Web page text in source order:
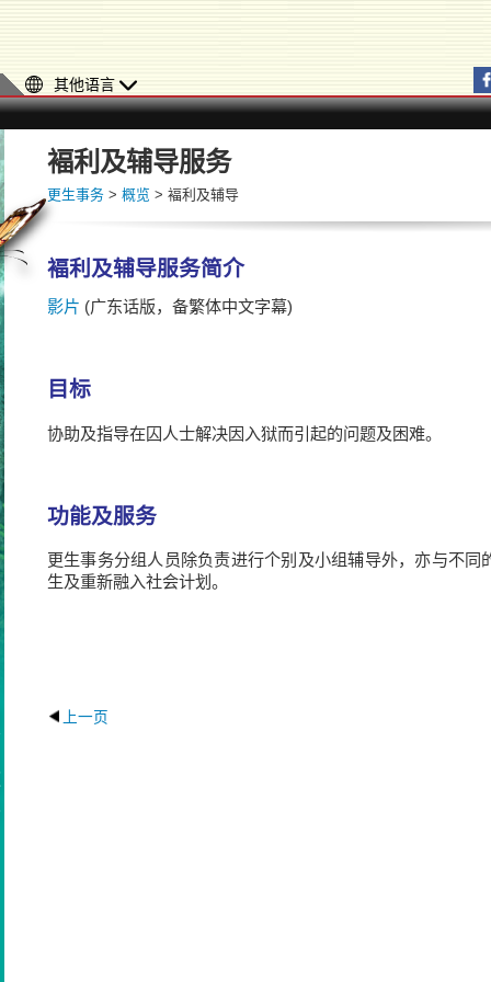
其他语言
褔利及辅导服务
更生事务 > 概览 > 褔利及辅导
褔利及辅导服务简介
影片 (广东话版，备繁体中文字幕)
目标
协助及指导在囚人士解决因入狱而引起的问题及困难。
功能及服务
更生事务分组人员除负责进行个别及小组辅导外，亦与不
生及重新融入社会计划。
上一页